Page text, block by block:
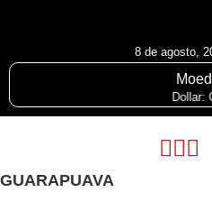
8 de agosto,
Dollar:
GUARAPUAVA